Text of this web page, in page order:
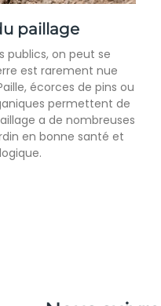
paillage
publics, on peut se
est rarement nue
écorces de pins ou
permettent de
a de nombreuses
en bonne santé et